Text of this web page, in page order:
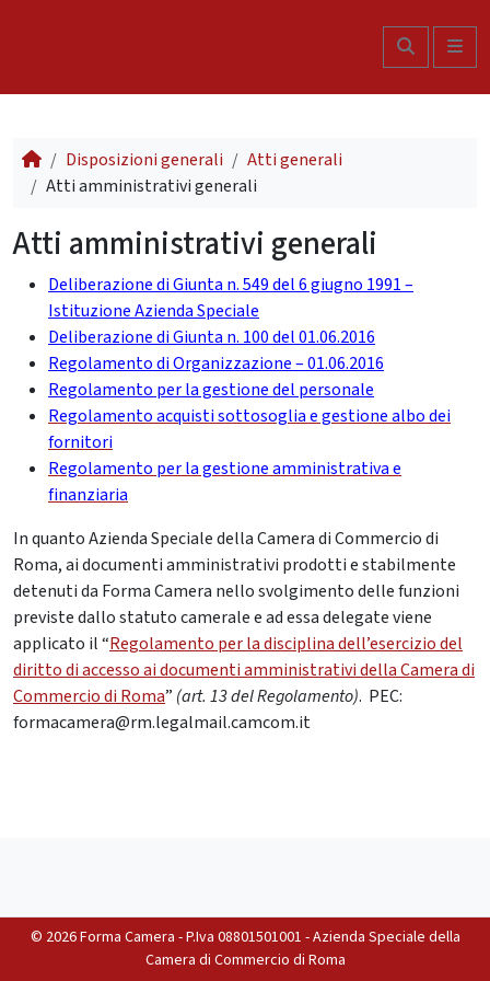
Search
Disposizioni generali
Atti generali
Atti amministrativi generali
Atti amministrativi generali
Deliberazione di Giunta n. 549 del 6 giugno 1991 –
Istituzione Azienda Speciale
Deliberazione di Giunta n. 100 del 01.06.2016
Regolamento di Organizzazione – 01.06.2016
Regolamento per la gestione del personale
Regolamento acquisti sottosoglia e gestione albo dei
fornitori
Regolamento per la gestione amministrativa e
finanziaria
In quanto Azienda Speciale della Camera di Commercio di
Roma, ai documenti amministrativi prodotti e stabilmente
detenuti da Forma Camera nello svolgimento delle funzioni
previste dallo statuto camerale e ad essa delegate viene
applicato il “Regolamento per la disciplina dell’esercizio del
diritto di accesso ai documenti amministrativi della Camera di
Commercio di Roma” (art. 13 del Regolamento). PEC:
formacamera@rm.legalmail.camcom.it
© 2026 Forma Camera - P.Iva 08801501001 - Azienda Speciale della
Camera di Commercio di Roma